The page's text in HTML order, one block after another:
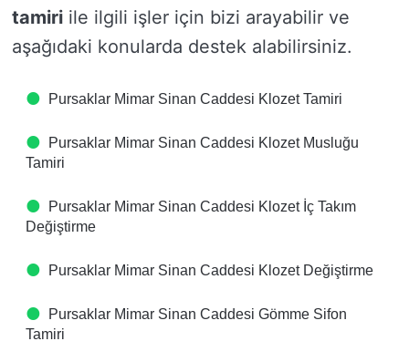
tamiri ile ilgili işler için bizi arayabilir ve
aşağıdaki konularda destek alabilirsiniz.
Pursaklar Mimar Sinan Caddesi Klozet Tamiri
Pursaklar Mimar Sinan Caddesi Klozet Musluğu
Tamiri
Pursaklar Mimar Sinan Caddesi Klozet İç Takım
Değiştirme
Pursaklar Mimar Sinan Caddesi Klozet Değiştirme
Pursaklar Mimar Sinan Caddesi Gömme Sifon
Tamiri